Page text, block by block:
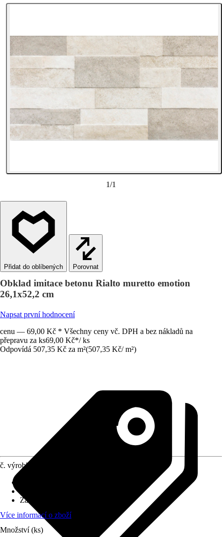
1/1
Porovnat
Obklad imitace betonu Rialto muretto emotion
26,1x52,2 cm
Napsat první hodnocení
cenu — 69,00 Kč * Všechny ceny vč. DPH a bez nákladů na
přepravu za ks69,00 Kč*/ ks
Odpovídá 507,35 Kč za m²(507,35 Kč/ m²)
č. výrobku
Základní barva
Více informací o zboží
Množství (ks)